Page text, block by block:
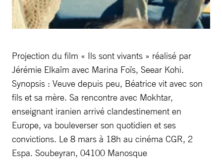
Projection du film « Ils sont vivants » réalisé par
Jérémie Elkaïm avec Marina Foïs, Seear Kohi.
Synopsis : Veuve depuis peu, Béatrice vit avec son
fils et sa mère. Sa rencontre avec Mokhtar,
enseignant iranien arrivé clandestinement en
Europe, va bouleverser son quotidien et ses
convictions. Le 8 mars à 18h au cinéma CGR, 2
Espa. Soubeyran, 04100 Manosque